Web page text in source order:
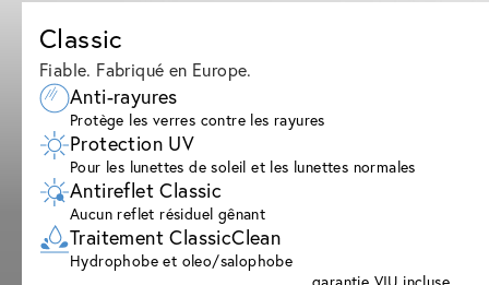
Classic
Fiable. Fabriqué en Europe.
Anti-rayures
Protège les verres contre les rayures
Protection UV
Pour les lunettes de soleil et les lunettes normales
Antireflet Classic
Aucun reflet résiduel gênant
Traitement ClassicClean
Hydrophobe et oleo/salophobe